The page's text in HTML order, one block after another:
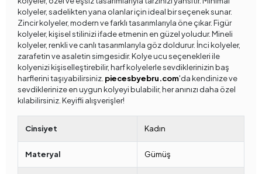
kolyeler, sadelikten yana olanlar için ideal bir seçenek sunar.
Zincir kolyeler, modern ve farklı tasarımlarıyla öne çıkar. Figür
kolyeler, kişisel stilinizi ifade etmenin en güzel yoludur. Mineli
kolyeler, renkli ve canlı tasarımlarıyla göz doldurur. İnci kolyeler,
zarafetin ve asaletin simgesidir. Kolye ucu seçenekleri ile
kolyenizi kişiselleştirebilir, harf kolyelerle sevdiklerinizin baş
harflerini taşıyabilirsiniz. piecesbyebru.com'da kendinize ve
sevdiklerinize en uygun kolyeyi bulabilir, her anınızı daha özel
kılabilirsiniz. Keyifli alışverişler!
Cinsiyet Kadın
Materyal Gümüş